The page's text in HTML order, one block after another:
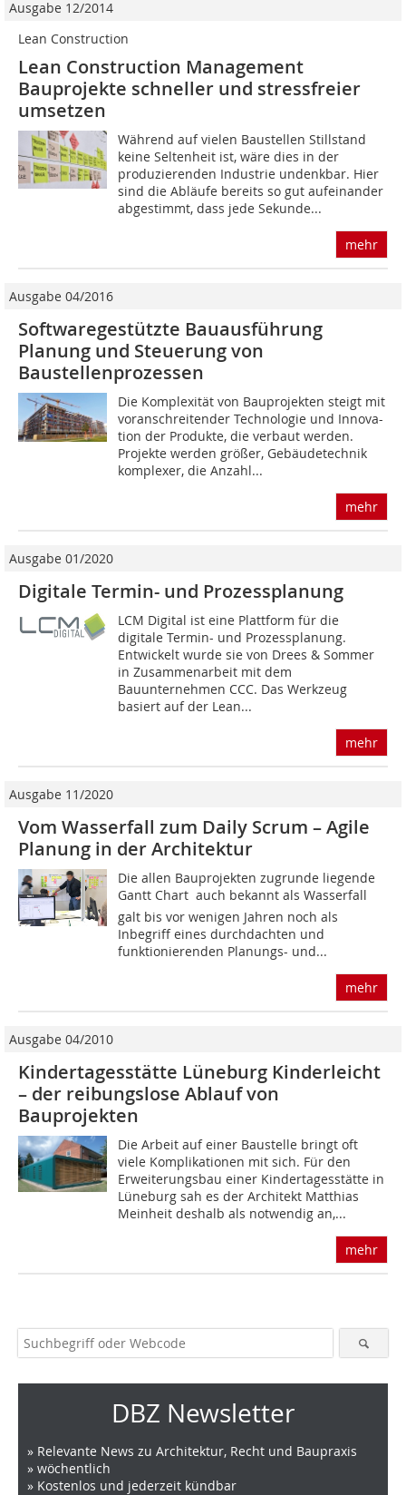
Ausgabe 12/2014
Lean Construction
Lean Construction Management
Bauprojekte schneller und stressfreier
umsetzen
Während auf vielen Baustellen Stillstand
keine Seltenheit ist, wäre dies in der
produzierenden Industrie undenkbar. Hier
sind die Abläufe bereits so gut aufeinander
abgestimmt, dass jede Sekunde...
mehr
Ausgabe 04/2016
Softwaregestützte Bauausführung
Planung und Steuerung von
Baustellenprozessen
Die Komplexität von Bauprojekten steigt mit
voranschreitender Technologie und Innova-
tion der Produkte, die verbaut werden.
Projekte werden größer, Gebäudetechnik
komplexer, die Anzahl...
mehr
Ausgabe 01/2020
Digitale Termin- und Prozessplanung
LCM Digital ist eine Plattform für die
digitale Termin- und Prozessplanung.
Entwickelt wurde sie von Drees & Sommer
in Zusammenarbeit mit dem
Bauunternehmen CCC. Das Werkzeug
basiert auf der Lean...
mehr
Ausgabe 11/2020
Vom Wasserfall zum Daily Scrum – Agile
Planung in der Architektur
Die allen Bauprojekten zugrunde liegende
Gantt Chart  auch bekannt als Wasserfall 
galt bis vor wenigen Jahren noch als
Inbegriff eines durchdachten und
funktionierenden Planungs- und...
mehr
Ausgabe 04/2010
Kindertagesstätte Lüneburg Kinderleicht
– der reibungslose Ablauf von
Bauprojekten
Die Arbeit auf einer Baustelle bringt oft
viele Komplikationen mit sich. Für den
Erweiterungsbau einer Kindertagesstätte in
Lüneburg sah es der Architekt Matthias
Meinheit deshalb als notwendig an,...
mehr
DBZ Newsletter
» Relevante News zu Architektur, Recht und Baupraxis
» wöchentlich
» Kostenlos und jederzeit kündbar